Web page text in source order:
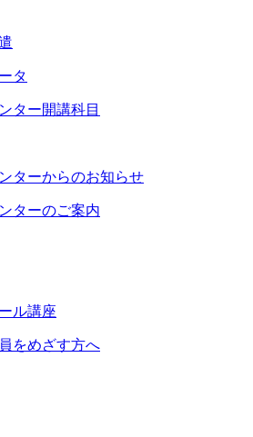
タ
ター開講科目
ターからのお知らせ
ターのご案内
ル講座
をめざす方へ